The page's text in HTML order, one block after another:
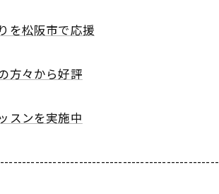
を松阪市で応援
方々から好評
スンを実施中